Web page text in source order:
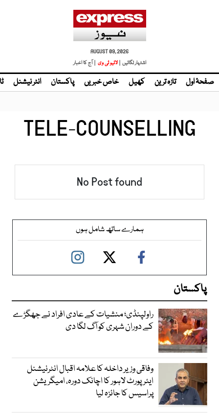
AUGUST 09, 2026
اشتہار لگائیں |
| آج کا اخبار
صفحۂ اول تازہ ترین کھیل خاص خبریں پاکستان انٹر نیشنل
TELE-COUNSELLING
No Post found
ہمارے ساتھ شامل ہوں
پاکستان
راولپنڈی؛ منشیات کے عادی افراد نے جھگڑے
کے دوران شہری کو آگ لگا دی
وفاقی وزیر داخلہ کا علامہ اقبال انٹرنیشنل
ایئرپورٹ لاہور کا اچانک دورہ، امیگریشن
پراسیس کا جائزہ لیا